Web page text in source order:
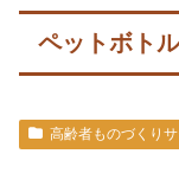
ペットボト
高齢者ものづくり